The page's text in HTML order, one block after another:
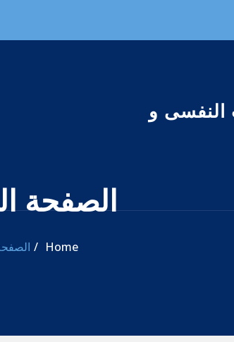
و
الصفحة
Home